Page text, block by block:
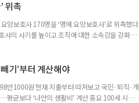
집중력, 언어능력, 시공간 능력, 계산 능
위촉
양보호사 170명을 ‘명예 요양보호사’로 위촉했다
의 사기를 높이고 조직에 대한 소속감을 강화하
다. 우수 요양보호사들이 현장에서 쌓은 돌봄
기’부터 계산해야
만1000원 현재 지출부터 따져보고 국민·퇴직·개
균보다 ‘나만의 생활비’ 계산 중요 100세 시대